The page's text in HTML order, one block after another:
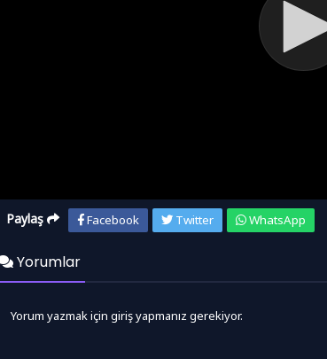
Paylaş Facebook Twitter WhatsApp
Yorumlar
Yorum yazmak için giriş yapmanız gerekiyor.